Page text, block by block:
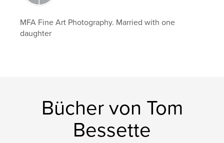
Sonora
MFA Fine Art Photography. Married with one
daughter
Bücher von Tom
Bessette